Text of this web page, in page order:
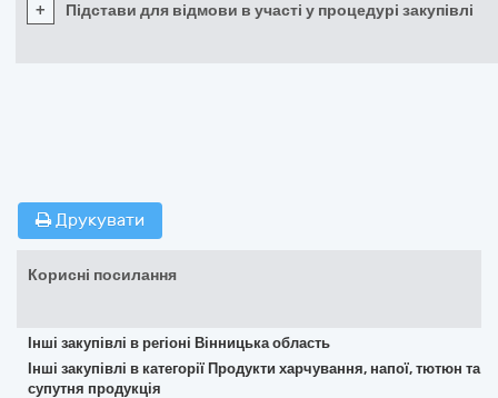
+ Підстави для відмови в участі у процедурі закупівлі
Друкувати
Корисні посилання
Інші закупівлі в регіоні Вінницька область
Інші закупівлі в категорії Продукти харчування, напої, тютюн та
супутня продукція